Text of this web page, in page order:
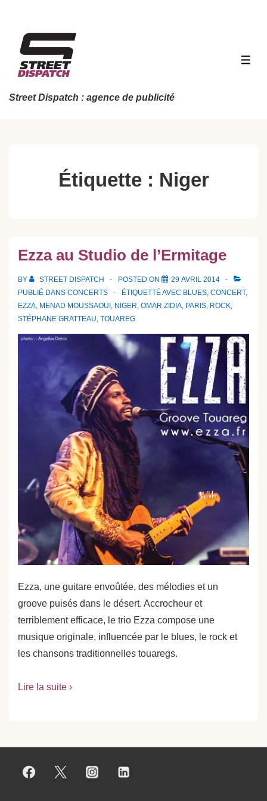
contenu
principal
Street Dispatch : agence de publicité
Étiquette : Niger
Ezza au Studio de l’Ermitage
BY STREET DISPATCH POSTED ON
29 AVRIL 2014
PUBLIÉ DANS CONCERTS ÉTIQUETTÉ AVEC BLUES, CONCERT,
EZZA, MENAD MOUSSAOUI , NIGER, OMAR ZIDIA, PARIS, ROCK,
STÉPHANE GRATTEAU, TOUAREG
Ezza, une guitare envoûtée, des mélodies et un
groove puisés dans le désert. Accrocheur et
terriblement efficace, le trio Ezza compose une
musique originale, influencée par le blues, le rock et
les chansons traditionnelles touaregs.
Lire la suite ›